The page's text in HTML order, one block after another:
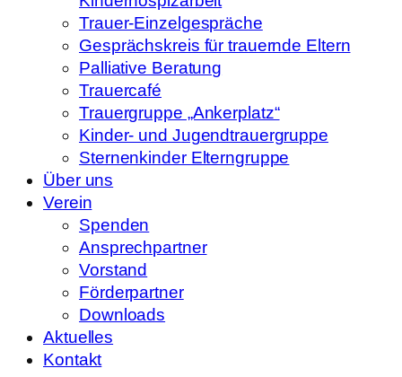
Trauer-Einzelgespräche
Gesprächskreis für trauernde Eltern
Palliative Beratung
Trauercafé
Trauergruppe „Ankerplatz“
Kinder- und Jugendtrauergruppe
Sternenkinder Elterngruppe
Über uns
Verein
Spenden
Ansprechpartner
Vorstand
Förderpartner
Downloads
Aktuelles
Kontakt